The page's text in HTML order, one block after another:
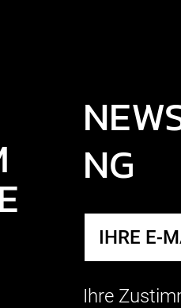
NG
Ihre